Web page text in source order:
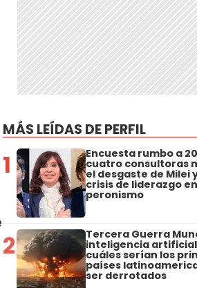
MÁS LEÍDAS DE PERFIL
1 Encuesta rumbo a
cuatro consultoras
el desgaste de Milei
crisis de liderazgo
peronismo
2 Tercera Guerra
inteligencia
cuáles serían los
países
ser derrotados